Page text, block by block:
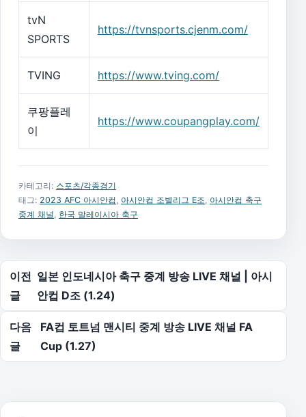
tvN
SPORTS
https://tvnsports.cjenm.com/
TVING https://www.tving.com/
쿠팡플레
이
https://www.coupangplay.com/
카테고리: 스포츠/각종경기
태그: 2023 AFC 아시안컵, 아시안컵 조별리그 E조, 아시안컵 축구
중계 채널, 한국 말레이시아 축구
글 탐색
이전
글
일본 인도네시아 축구 중계 방송 LIVE 채널 | 아시
안컵 D조 (1.24)
다음
글
FA컵 토트넘 맨시티 중계 방송 LIVE 채널 FA
Cup (1.27)